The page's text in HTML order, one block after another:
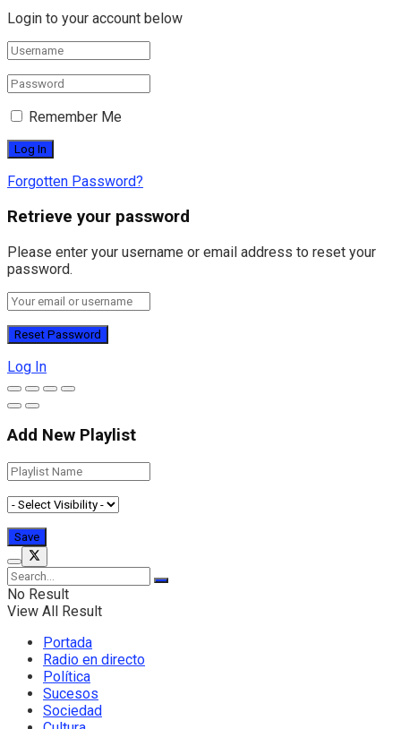
Login to your account below
Remember Me
Forgotten Password?
Retrieve your password
Please enter your username or email address to reset your
password.
Log In
Add New Playlist
No Result
View All Result
Portada
Radio en directo
Política
Sucesos
Sociedad